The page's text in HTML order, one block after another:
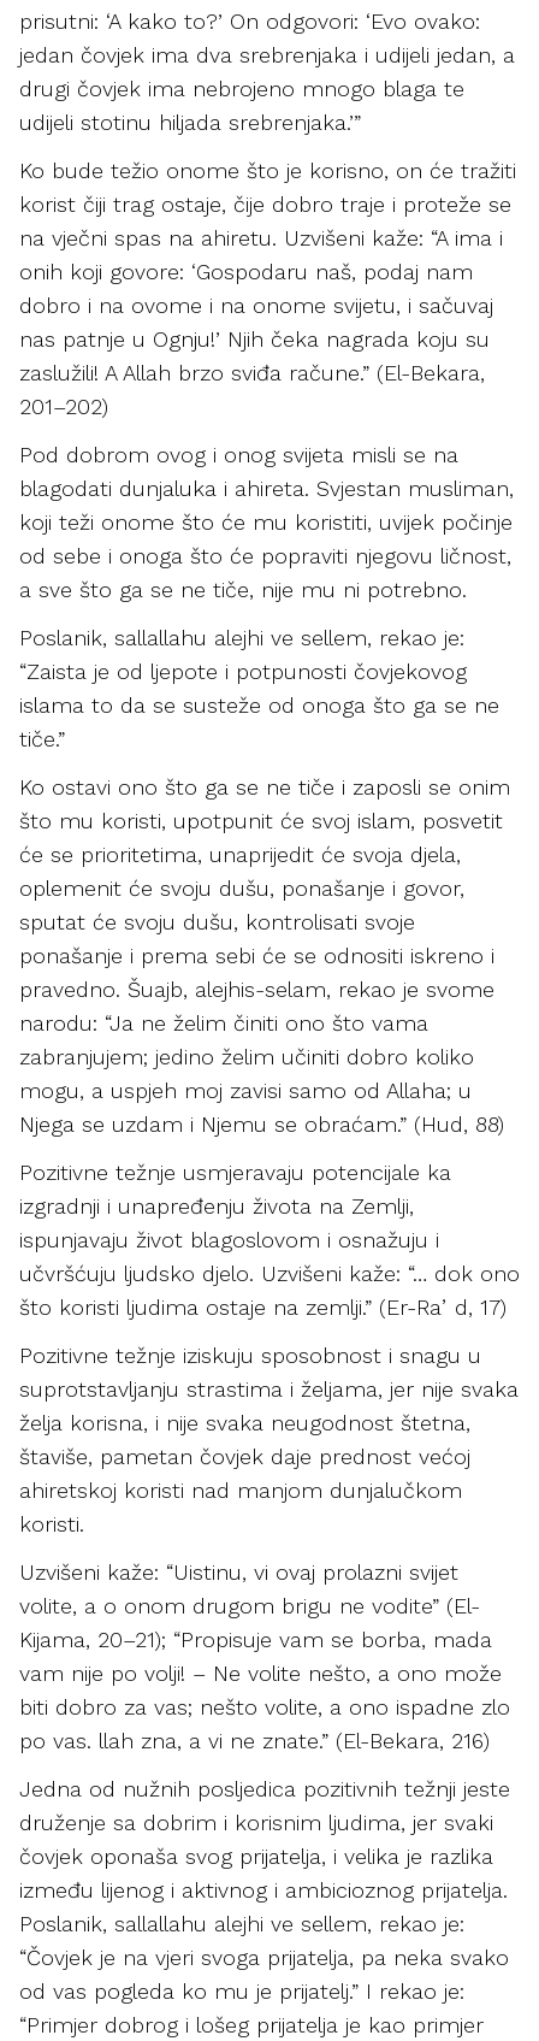
prisutni: ‘A kako to?’ On odgovori: ‘Evo ovako:
jedan čovjek ima dva srebrenjaka i udijeli jedan, a
drugi čovjek ima nebrojeno mnogo blaga te
udijeli stotinu hiljada srebrenjaka.’”
Ko bude težio onome što je korisno, on će tražiti
korist čiji trag ostaje, čije dobro traje i proteže se
na vječni spas na ahiretu. Uzvišeni kaže: “A ima i
onih koji govore: ‘Gospodaru naš, podaj nam
dobro i na ovome i na onome svijetu, i sačuvaj
nas patnje u Ognju!’ Njih čeka nagrada koju su
zaslužili! A Allah brzo sviđa račune.” (El-Bekara,
201–202)
Pod dobrom ovog i onog svijeta misli se na
blagodati dunjaluka i ahireta. Svjestan musliman,
koji teži onome što će mu koristiti, uvijek počinje
od sebe i onoga što će popraviti njegovu ličnost,
a sve što ga se ne tiče, nije mu ni potrebno.
Poslanik, sallallahu alejhi ve sellem, rekao je:
“Zaista je od ljepote i potpunosti čovjekovog
islama to da se susteže od onoga što ga se ne
tiče.”
Ko ostavi ono što ga se ne tiče i zaposli se onim
što mu koristi, upotpunit će svoj islam, posvetit
će se prioritetima, unaprijedit će svoja djela,
oplemenit će svoju dušu, ponašanje i govor,
sputat će svoju dušu, kontrolisati svoje
ponašanje i prema sebi će se odnositi iskreno i
pravedno. Šuajb, alejhis-selam, rekao je svome
narodu: “Ja ne želim činiti ono što vama
zabranjujem; jedino želim učiniti dobro koliko
mogu, a uspjeh moj zavisi samo od Allaha; u
Njega se uzdam i Njemu se obraćam.” (Hud, 88)
Pozitivne težnje usmjeravaju potencijale ka
izgradnji i unapređenju života na Zemlji,
ispunjavaju život blagoslovom i osnažuju i
učvršćuju ljudsko djelo. Uzvišeni kaže: “… dok ono
što koristi ljudima ostaje na zemlji.” (Er-Raʼd, 17)
Pozitivne težnje iziskuju sposobnost i snagu u
suprotstavljanju strastima i željama, jer nije svaka
želja korisna, i nije svaka neugodnost štetna,
štaviše, pametan čovjek daje prednost većoj
ahiretskoj koristi nad manjom dunjalučkom
koristi.
Uzvišeni kaže: “Uistinu, vi ovaj prolazni svijet
volite, a o onom drugom brigu ne vodite” (El-
Kijama, 20–21); “Propisuje vam se borba, mada
vam nije po volji! – Ne volite nešto, a ono može
biti dobro za vas; nešto volite, a ono ispadne zlo
po vas. llah zna, a vi ne znate.” (El-Bekara, 216)
Jedna od nužnih posljedica pozitivnih težnji jeste
druženje sa dobrim i korisnim ljudima, jer svaki
čovjek oponaša svog prijatelja, i velika je razlika
između lijenog i aktivnog i ambicioznog prijatelja.
Poslanik, sallallahu alejhi ve sellem, rekao je:
“Čovjek je na vjeri svoga prijatelja, pa neka svako
od vas pogleda ko mu je prijatelj.” I rekao je:
“Primjer dobrog i lošeg prijatelja je kao primjer